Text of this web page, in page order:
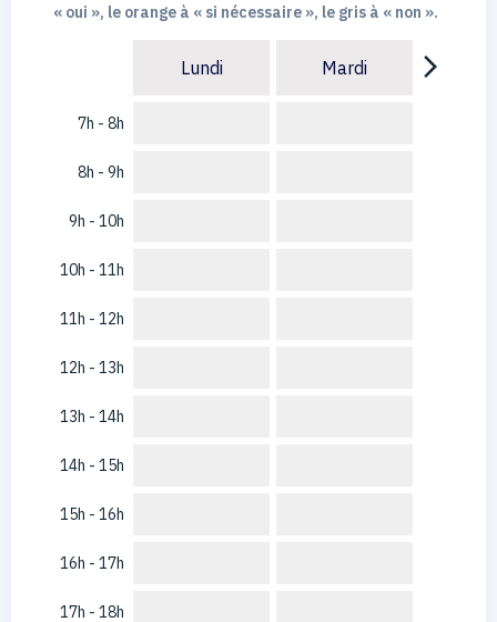
« oui », le orange à « si nécessaire », le gris à « non ».
7h - 8h
8h - 9h
9h - 10h
10h - 11h
11h - 12h
12h - 13h
13h - 14h
14h - 15h
15h - 16h
16h - 17h
17h - 18h
Lundi Mardi arrow_forward_ios